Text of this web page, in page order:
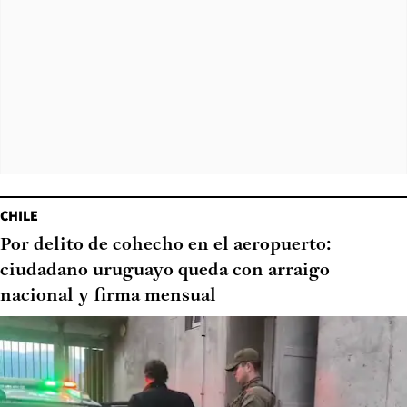
CHILE
Por delito de cohecho en el aeropuerto:
ciudadano uruguayo queda con arraigo
nacional y firma mensual